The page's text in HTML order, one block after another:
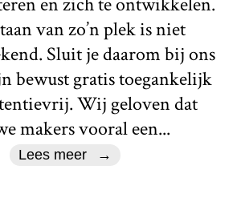
van zo’n plek is niet
Sluit je daarom bij ons
bewust gratis toegankelijk
Wij geloven dat
makers vooral een...
Lees meer